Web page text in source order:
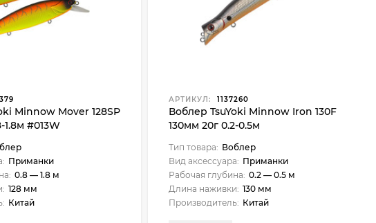
Minnow Mover 128SP
1.8м #013W
Приманки
0.8 — 1.8 м
128 мм
Китай
АРТИКУЛ: 1137260
Воблер TsuYoki Minnow Iron 130F
130мм 20г 0.2-0.5м
Тип товара: Воблер
Вид аксессуара: Приманки
Рабочая глубина: 0.2 — 0.5 м
Длина наживки: 130 мм
Производитель: Китай